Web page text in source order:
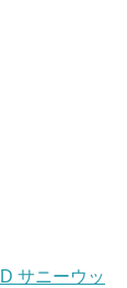
サニーウッ